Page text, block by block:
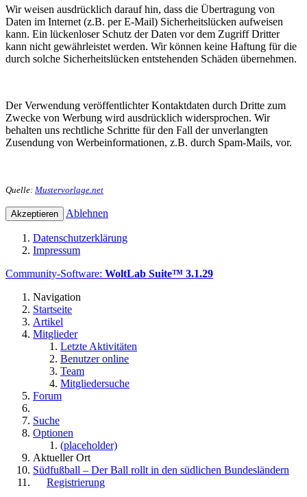
Wir weisen ausdrücklich darauf hin, dass die Übertragung von
Daten im Internet (z.B. per E-Mail) Sicherheitslücken aufweisen
kann. Ein lückenloser Schutz der Daten vor dem Zugriff Dritter
kann nicht gewährleistet werden. Wir können keine Haftung für die
durch solche Sicherheitslücken entstehenden Schäden übernehmen.
Der Verwendung veröffentlichter Kontaktdaten durch Dritte zum
Zwecke von Werbung wird ausdrücklich widersprochen. Wir
behalten uns rechtliche Schritte für den Fall der unverlangten
Zusendung von Werbeinformationen, z.B. durch Spam-Mails, vor.
Quelle: Mustervorlage.net
Ablehnen
Datenschutzerklärung
Impressum
Community-Software: WoltLab Suite™ 3.1.29
Navigation
Startseite
Artikel
Mitglieder
Letzte Aktivitäten
Benutzer online
Team
Mitgliedersuche
Forum
Suche
Optionen
(placeholder)
Aktueller Ort
Südfußball – Der Ball rollt in den südlichen Bundesländern
Registrierung